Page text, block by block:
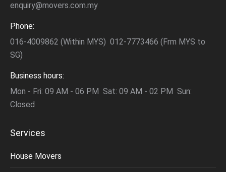
enquiry@movers.com.my
Phone:
016-4009862 (Within MYS) 012-7773466 (Frm MYS to
SG)
Business hours:
Mon - Fri: 09 AM - 06 PM Sat: 09 AM - 02 PM Sun:
Closed
Services
House Movers